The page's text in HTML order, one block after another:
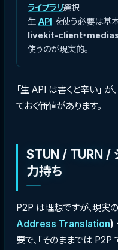
ライブラリ選択
生 API を使う必要は基
livekit-client・
使うのが現実的。
「生 API は書くと辛い」
ておく価値があります。
STUN / TURN /
力持ち
P2P は理想ですが、現実
Address Translation)
要で、「そのままでは P2P